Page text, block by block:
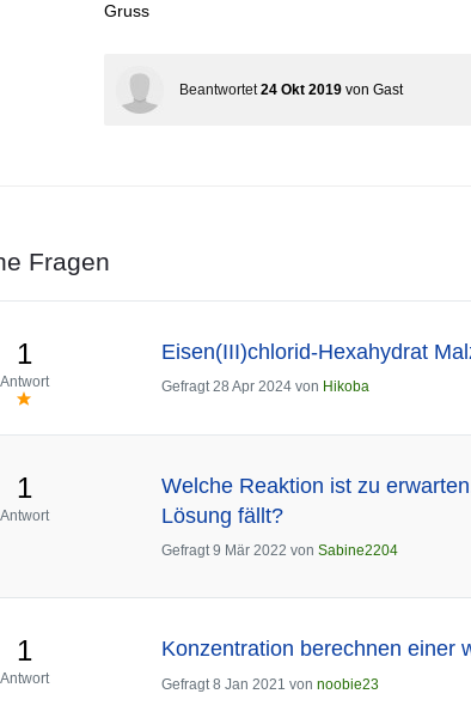
Gruss
Beantwortet 24 Okt 2019 von Gast
Fragen
1
Antwort
Eisen(III)chlorid-Hexahydrat
Gefragt 28 Apr 2024 von Hikoba
1
Antwort
Welche Reaktion ist zu
Lösung fällt?
Gefragt 9 Mär 2022 von Sabine2204
1
Antwort
Konzentration berechnen einer
Gefragt 8 Jan 2021 von noobie23